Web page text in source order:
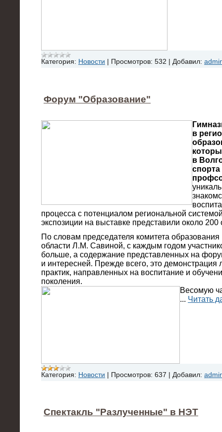
Категория: Новости Просмотров: 532 Добавил:
Форум "Образование"
в
в
спорта
процесса с потенциалом региональной
экспозиции на выставке представили около 200
По словам председателя комитета образования
области Л.М. Савиной, с каждым годом
больше, а содержание представленных на
и интересней. Прежде всего, это демонстрация
практик, направленных на воспитание и
поколения.
Весомую
... Читать
Категория: Новости | Просмотров: 637 | Добавил:
Спектакль "Разлученные" в НЭТ